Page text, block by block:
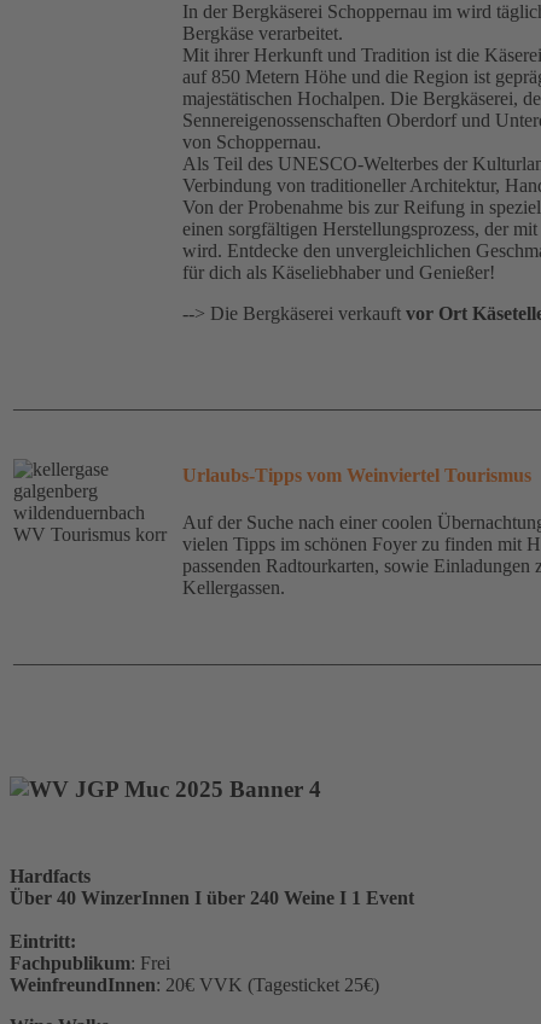
In der Bergkäserei Schoppernau im wird
Bergkäse verarbeitet.
Mit ihrer Herkunft und Tradition ist die
auf 850 Metern Höhe und die Region ist
majestätischen Hochalpen. Die Bergkäserei,
Sennereigenossenschaften Oberdorf und
von Schoppernau.
Als Teil des UNESCO-Welterbes der
Verbindung von traditioneller Architektur,
Von der Probenahme bis zur Reifung in
einen sorgfältigen Herstellungsprozess, der
wird. Entdecke den unvergleichlichen
für dich als Käseliebhaber und Genießer!
--> Die Bergkäserei verkauft vor Ort
Urlaubs-Tipps vom Weinviertel Tourismus
Auf der Suche nach einer coolen
vielen Tipps im schönen Foyer zu finden mit
passenden Radtourkarten, sowie
Kellergassen.
Hardfacts
Über 40 WinzerInnen I über 240 Weine I 1 Event
Eintritt:
Fachpublikum: Frei
WeinfreundInnen: 20€ VVK (Tagesticket 25€)